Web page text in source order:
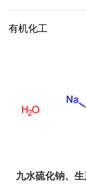
有机化工
九水硫化钠、